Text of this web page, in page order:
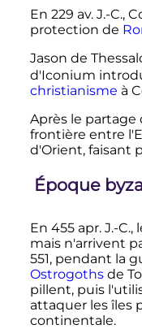
En 229 av. J.-C.,
protection de
Jason de
d'Iconium
christianisme à
Après le partage
frontière entre
d'Orient, faisant
Époque
En 455 apr. J.-C.,
mais n'arrivent
551, pendant la
Ostrogothsde
pillent, puis
attaquer les îles
continentale.